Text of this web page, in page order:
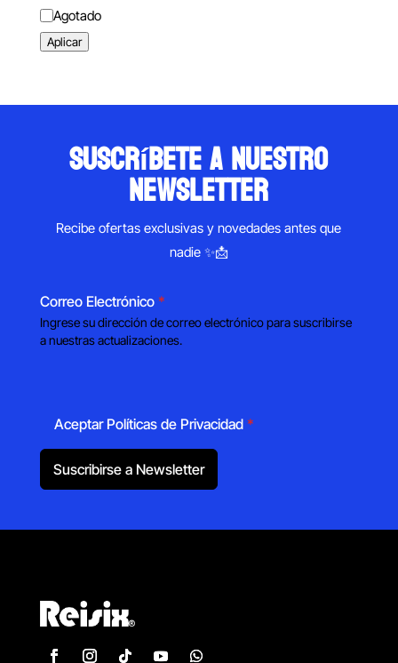
Estado
Agotado
Aplicar
suscríbete a nuestro
newsletter
Recibe ofertas exclusivas y novedades antes que
nadie ✨📩
Correo Electrónico *
Ingrese su dirección de correo electrónico para suscribirse
a nuestras actualizaciones.
Aceptar Políticas de Privacidad *
Suscribirse a Newsletter